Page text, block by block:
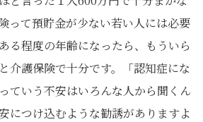
って預貯金が少ない若い人には必要
る程度の年齢になったら、もういら
介護保険で十分です。「認知症にな
ていう不安はいろんな人から聞くん
につけ込むような勧誘がありますよ